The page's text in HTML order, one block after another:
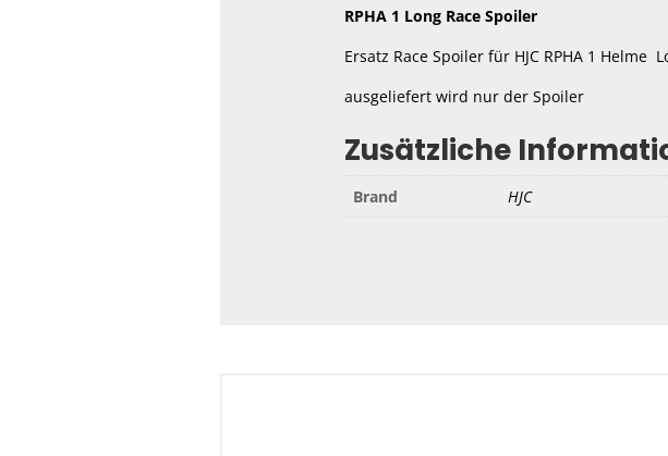
RPHA 1 Long Race Spoiler
Ersatz Race Spoiler für HJC RPHA 1 Helme
ausgeliefert wird nur der Spoiler
Zusätzliche
Brand HJC